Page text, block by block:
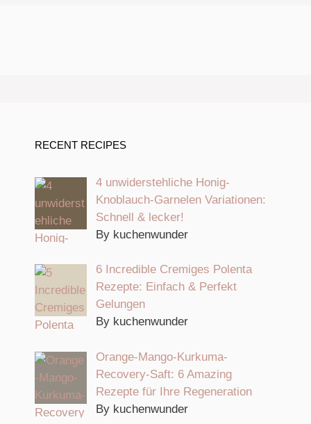
RECENT RECIPES
4 unwiderstehliche Honig-
Knoblauch-Garnelen Variationen:
Schnell & lecker!
By kuchenwunder
6 Incredible Cremiges Polenta
Rezepte: Einfach & Perfekt
Gelungen
By kuchenwunder
Orange-Mango-Kurkuma-
Recovery-Saft: 6 Amazing
Rezepte für Ihre Regeneration
By kuchenwunder